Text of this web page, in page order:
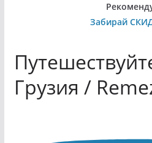
Забирай
Грузия /